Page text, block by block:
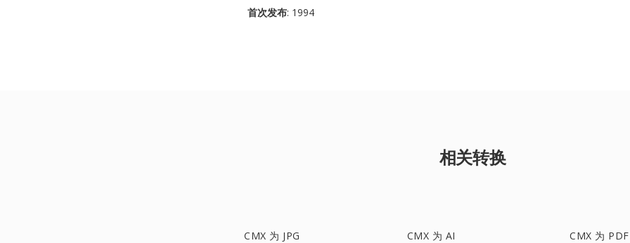
首次发布: 1994
相关转换
CMX 为 JPG CMX 为 AI CMX 为 PDF